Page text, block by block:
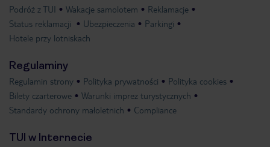
Podróż z TUI Wakacje samolotem
Reklamacje
Status reklamacji
Ubezpieczenia
Parkingi
Hotele przy lotniskach
Regulaminy
Regulamin strony Polityka prywatności
Polityka cookies
Bilety czarterowe
Warunki imprez turystycznych
Standardy ochrony małoletnich
Compliance
TUI w Internecie